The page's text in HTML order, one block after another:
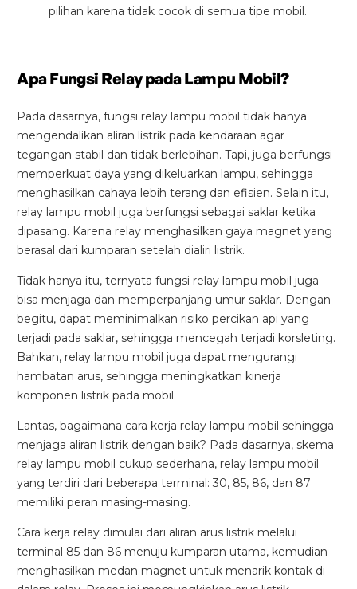
pilihan karena tidak cocok di semua tipe mobil.
Apa Fungsi Relay pada Lampu Mobil?
Pada dasarnya, fungsi relay lampu mobil tidak hanya
mengendalikan aliran listrik pada kendaraan agar
tegangan stabil dan tidak berlebihan. Tapi, juga berfungsi
memperkuat daya yang dikeluarkan lampu, sehingga
menghasilkan cahaya lebih terang dan efisien. Selain itu,
relay lampu mobil juga berfungsi sebagai saklar ketika
dipasang. Karena relay menghasilkan gaya magnet yang
berasal dari kumparan setelah dialiri listrik.
Tidak hanya itu, ternyata fungsi relay lampu mobil juga
bisa menjaga dan memperpanjang umur saklar. Dengan
begitu, dapat meminimalkan risiko percikan api yang
terjadi pada saklar, sehingga mencegah terjadi korsleting.
Bahkan, relay lampu mobil juga dapat mengurangi
hambatan arus, sehingga meningkatkan kinerja
komponen listrik pada mobil.
Lantas, bagaimana cara kerja relay lampu mobil sehingga
menjaga aliran listrik dengan baik? Pada dasarnya, skema
relay lampu mobil cukup sederhana, relay lampu mobil
yang terdiri dari beberapa terminal: 30, 85, 86, dan 87
memiliki peran masing-masing.
Cara kerja relay dimulai dari aliran arus listrik melalui
terminal 85 dan 86 menuju kumparan utama, kemudian
menghasilkan medan magnet untuk menarik kontak di
Forward Collision Warning
Mendeteksi risiko tabrakan melalui suara alarm dan
layar peringatan yang didukung teknologi sistem
pengeraman otomatis apabila terdeteksi potensi
tabrakan.
Lane Departure Warning + Lane
Keeping Assist
Sistem cerdas yang memberikan peringatan visual dan
suara langsung pada dashboard jika mobil menyimpang
dari jalur dan secara otomatis mengoreksi arah
kendaraan, membantu pengemudi untuk tetap berada
dalam jalur yang benar secara aman dan efektif.